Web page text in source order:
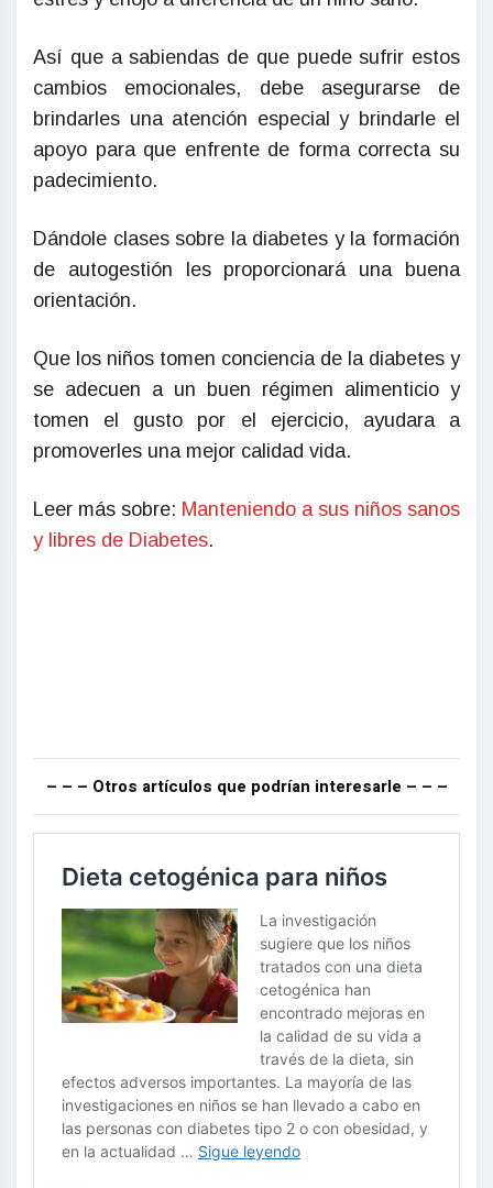
Así que a sabiendas de que puede sufrir estos
cambios emocionales, debe asegurarse de
brindarles una atención especial y brindarle el
apoyo para que enfrente de forma correcta su
padecimiento.
Dándole clases sobre la diabetes y la formación
de autogestión les proporcionará una buena
orientación.
Que los niños tomen conciencia de la diabetes y
se adecuen a un buen régimen alimenticio y
tomen el gusto por el ejercicio, ayudara a
promoverles una mejor calidad vida.
Leer más sobre: Manteniendo a sus niños sanos
y libres de Diabetes.
– – – Otros artículos que podrían interesarle – – –